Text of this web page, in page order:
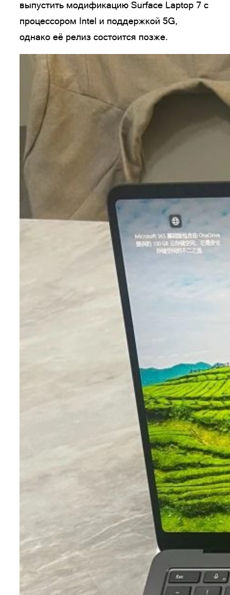
выпустить модификацию Surface Laptop 7 с
процессором Intel и поддержкой 5G,
однако её релиз состоится позже.